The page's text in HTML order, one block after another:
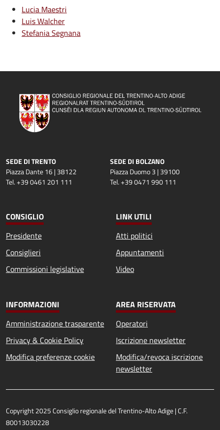
Lucia Maestri
Luis Walcher
Stefania Segnana
SEDE DI TRENTO
Piazza Dante 16 | 38122
Tel. +39 0461 201 111
SEDE DI BOLZANO
Piazza Duomo 3 | 39100
Tel. +39 0471 990 111
CONSIGLIO
Presidente
Consiglieri
Commissioni legislative
LINK UTILI
Atti politici
Appuntamenti
Video
INFORMAZIONI
Amministrazione trasparente
Privacy & Cookie Policy
Modifica preferenze cookie
AREA RISERVATA
Operatori
Iscrizione newsletter
Modifica/revoca iscrizione
newsletter
Copyright 2025 Consiglio regionale del Trentino-Alto Adige | C.F.
80013030228